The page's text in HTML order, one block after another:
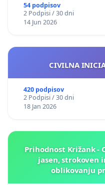
54 podpisov
2 Podpisi / 30 dni
14 Jun 2026
CIVILNA
420 podpisov
2 Podpisi / 30 dni
18 Jan 2026
Prihodnost Križank -
jasen, strokoven
oblikovanju